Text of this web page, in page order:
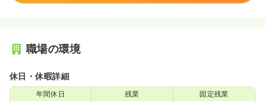
職場の環境
休日・休暇詳細
年間休日 残業 固定残業